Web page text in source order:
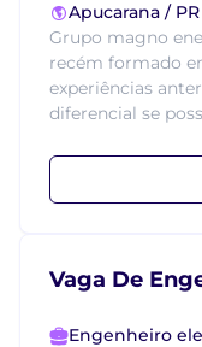
Apucarana / PR
Grupo magno
recém formado
experiências
diferencial se
Vaga De
Engenheiro